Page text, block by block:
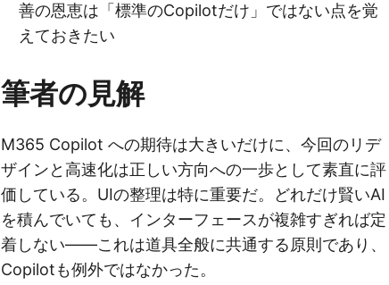
善の恩恵は「標準のCopilotだけ」ではない点を覚
えておきたい
筆者の見解
M365 Copilot への期待は大きいだけに、今回のリデ
ザインと高速化は正しい方向への一歩として素直に評
価している。UIの整理は特に重要だ。どれだけ賢いAI
を積んでいても、インターフェースが複雑すぎれば定
着しない——これは道具全般に共通する原則であり、
Copilotも例外ではなかった。